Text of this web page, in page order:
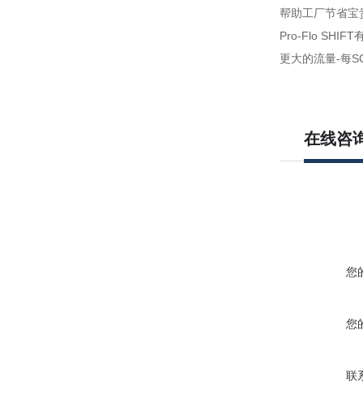
帮助工厂节省宝
Pro-Flo SHIFT
更大的流量-每
在线咨
您
您
联